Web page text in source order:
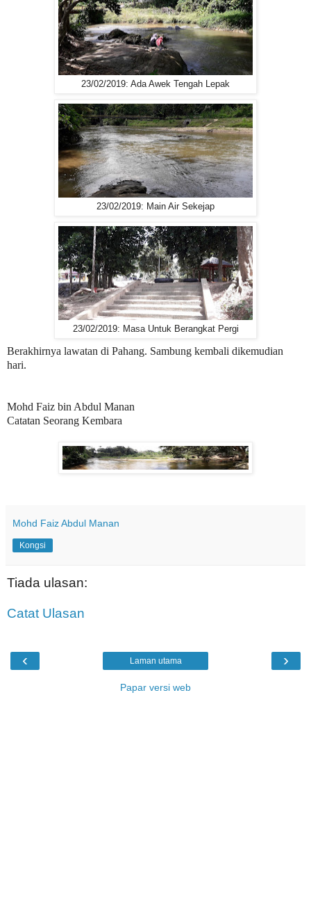
23/02/2019: Ada Awek Tengah Lepak
23/02/2019: Main Air Sekejap
23/02/2019: Masa Untuk Berangkat Pergi
Berakhirnya lawatan di Pahang. Sambung kembali dikemudian
hari.
Mohd Faiz bin Abdul Manan
Catatan Seorang Kembara
Mohd Faiz Abdul Manan
Kongsi
Tiada ulasan:
Catat Ulasan
‹ ›
Laman utama
Papar versi web